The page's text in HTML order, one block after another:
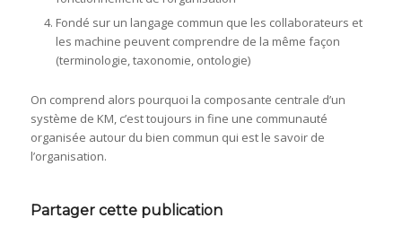
Fondé sur un langage commun que les collaborateurs et
les machine peuvent comprendre de la même façon
(terminologie, taxonomie, ontologie)
On comprend alors pourquoi la composante centrale d’un
système de KM, c’est toujours in fine une communauté
organisée autour du bien commun qui est le savoir de
l’organisation.
Partager cette publication